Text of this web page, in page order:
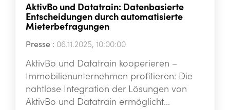
AktivBo und Datatrain: Datenbasierte
Entscheidungen durch automatisierte
Mieterbefragungen
Presse : 06.11.2025, 10:00:00
AktivBo und Datatrain kooperieren –
Immobilienunternehmen profitieren: Die
nahtlose Integration der Lösungen von
AktivBo und Datatrain ermöglicht...